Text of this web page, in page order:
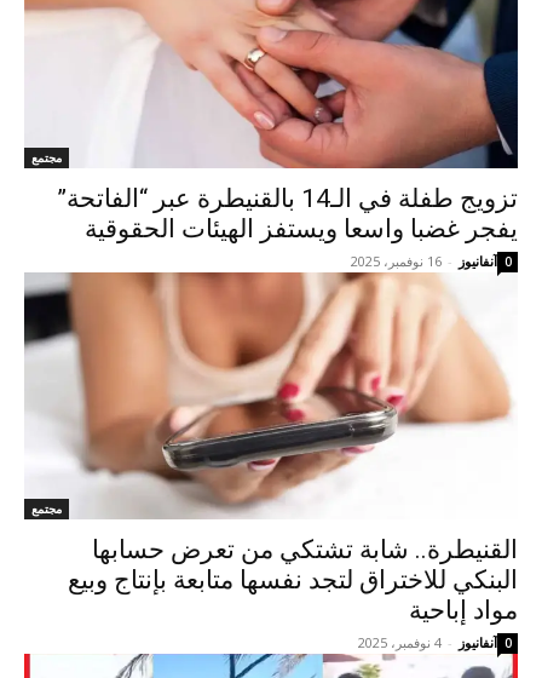
مجتمع
تزويج طفلة في الـ14 بالقنيطرة عبر “الفاتحة”
يفجر غضبا واسعا ويستفز الهيئات الحقوقية
آنفانيوز - 16 نوفمبر، 2025 0
مجتمع
القنيطرة.. شابة تشتكي من تعرض حسابها
البنكي للاختراق لتجد نفسها متابعة بإنتاج وبيع
مواد إباحية
آنفانيوز - 4 نوفمبر، 2025 0